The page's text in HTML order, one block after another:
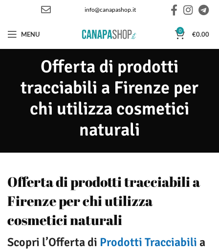
info@canapashop.it
MENU 0 €0.00
Offerta di prodotti
tracciabili a Firenze per
chi utilizza cosmetici
naturali
Offerta di prodotti tracciabili a
Firenze per chi utilizza
cosmetici naturali
Scopri l’Offerta di Prodotti Tracciabili a